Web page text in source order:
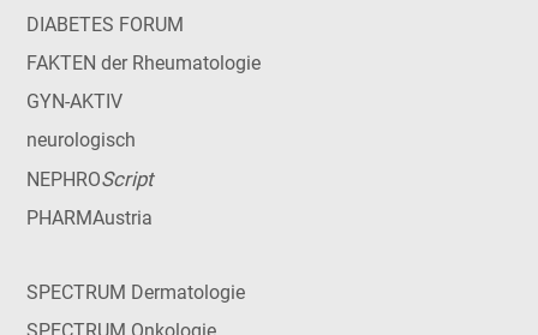
DIABETES FORUM
FAKTEN der Rheumatologie
GYN-AKTIV
neurologisch
NEPHROScript
PHARMAustria
SPECTRUM Dermatologie